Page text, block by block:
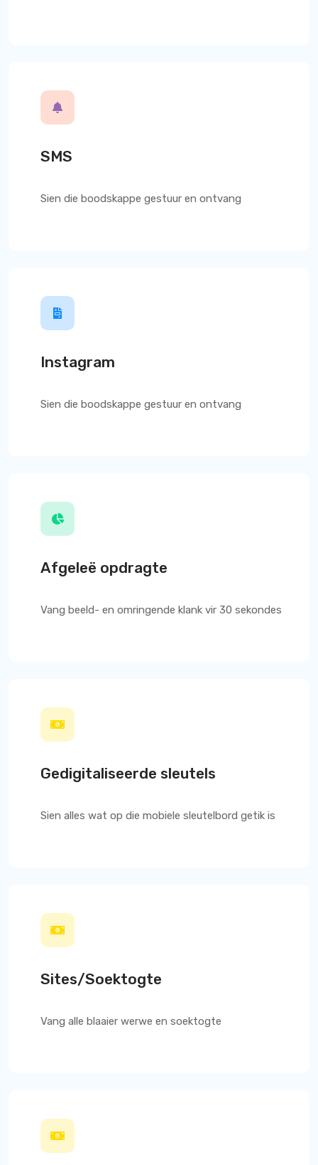
SMS
Sien die boodskappe gestuur en ontvang
Instagram
Sien die boodskappe gestuur en ontvang
Afgeleë opdragte
Vang beeld- en omringende klank vir 30 sekondes
Gedigitaliseerde sleutels
Sien alles wat op die mobiele sleutelbord getik is
Sites/Soektogte
Vang alle blaaier werwe en soektogte